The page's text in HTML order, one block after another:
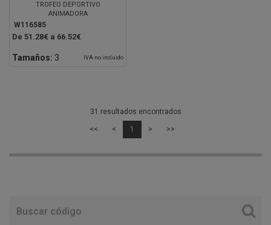
TROFEO DEPORTIVO
ANIMADORA
W116585
De 51.28€ a 66.52€
Tamaños: 3 IVA no incluido
31 resultados encontrados
<< < 1 > >>